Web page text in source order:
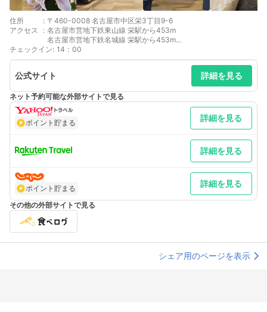
住所 : 〒460-0008 名古屋市中区栄3丁目9-6
アクセス
: 名古屋市営地下鉄東山線 栄駅から453m
名古屋市営地下鉄名城線 栄駅から453m
名鉄瀬戸線 栄町駅から559m
名古屋市営地下鉄名城線 矢場町駅から587m
名古屋市営地下鉄鶴舞線 伏見駅から654m
チェックイン: 14：00
公式サイト 詳細を見る
ネット予約可能な外部サイトで見る
ポイント貯まる 詳細を見る
詳細を見る
ポイント貯まる 詳細を見る
その他の外部サイトで見る
シェア用のページを表示